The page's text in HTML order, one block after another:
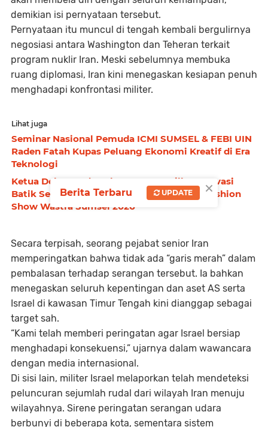
demikian isi pernyataan tersebut.
Pernyataan itu muncul di tengah kembali bergulirnya
negosiasi antara Washington dan Teheran terkait
program nuklir Iran. Meski sebelumnya membuka
ruang diplomasi, Iran kini menegaskan kesiapan penuh
menghadapi konfrontasi militer.
Lihat juga
Seminar Nasional Pemuda ICMI SUMSEL & FEBI UIN
Raden Fatah Kupas Peluang Ekonomi Kreatif di Era
Teknologi
Ketua Dekranasda Feby Deru Tampilkan Inovasi
Batik Sembagi dan Sulam Mudawaroh di Fashion
Show Wastra Sumsel 2026
Secara terpisah, seorang pejabat senior Iran
memperingatkan bahwa tidak ada “garis merah” dalam
pembalasan terhadap serangan tersebut. Ia bahkan
menegaskan seluruh kepentingan dan aset AS serta
Israel di kawasan Timur Tengah kini dianggap sebagai
target sah.
“Kami telah memberi peringatan agar Israel bersiap
menghadapi konsekuensi,” ujarnya dalam wawancara
dengan media internasional.
Di sisi lain, militer Israel melaporkan telah mendeteksi
peluncuran sejumlah rudal dari wilayah Iran menuju
wilayahnya. Sirene peringatan serangan udara
berbunyi di beberapa kota, sementara sistem
×
Berita Terbaru UPDATE